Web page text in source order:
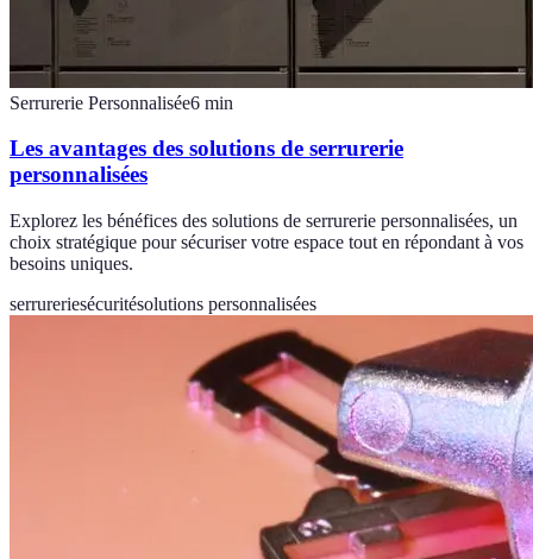
Serrurerie Personnalisée6 min
Les avantages des solutions de serrurerie
personnalisées
Explorez les bénéfices des solutions de serrurerie personnalisées, un
choix stratégique pour sécuriser votre espace tout en répondant à vos
besoins uniques.
serrureriesécuritésolutions personnalisées